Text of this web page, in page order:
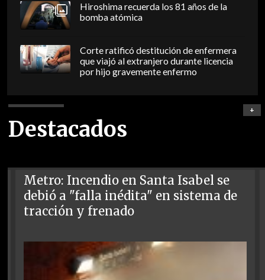
Hiroshima recuerda los 81 años de la
bomba atómica
Corte ratificó destitución de enfermera
que viajó al extranjero durante licencia
por hijo gravemente enfermo
Destacados
+
Metro: Incendio en Santa Isabel se
debió a "falla inédita" en sistema de
tracción y frenado